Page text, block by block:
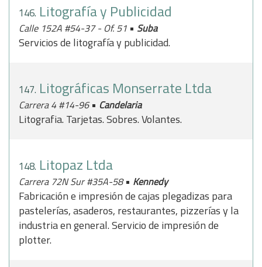
146. Litografía y Publicidad
Calle 152A #54-37 - Of. 51 • Suba
Servicios de litografía y publicidad.
147. Litográficas Monserrate Ltda
Carrera 4 #14-96• Candelaria
Litografia. Tarjetas. Sobres. Volantes.
148. Litopaz Ltda
Carrera 72N Sur #35A-58• Kennedy
Fabricación e impresión de cajas plegadizas para
pastelerías, asaderos, restaurantes, pizzerías y la
industria en general. Servicio de impresión de
plotter.